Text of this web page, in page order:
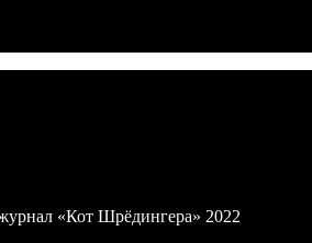
«Кот Шрёдингера» 2022